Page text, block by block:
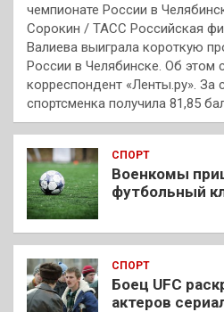
чемпионате России в
Сорокин / ТАСС Российская
Валиева выиграла короткую
России в Челябинске. Об этом
корреспондент «Ленты.ру». За
спортсменка получила 81,85
СПОРТ
Военкомы
футбольный
СПОРТ
Боец UFC
актеров